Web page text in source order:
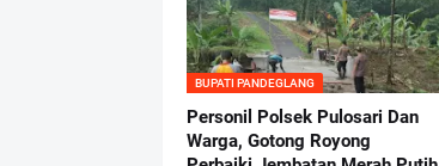
BUPATI PANDEGLANG
Personil Polsek Pulosari Dan
Warga, Gotong Royong